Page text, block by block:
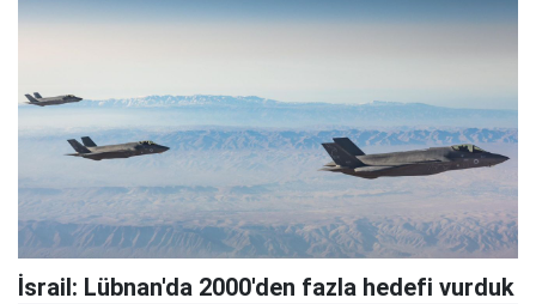
İsrail: Lübnan'da 2000'den fazla hedefi vurduk